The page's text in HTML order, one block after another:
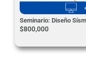
Seminario: Diseño
$800,000